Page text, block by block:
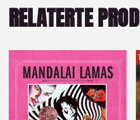
RELATERTE